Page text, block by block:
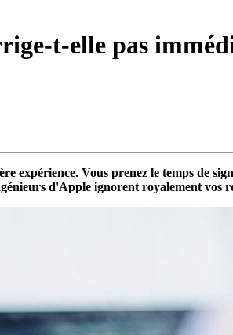
t-elle pas
expérience. Vous prenez le temps de
d'Apple ignorent royalement vos